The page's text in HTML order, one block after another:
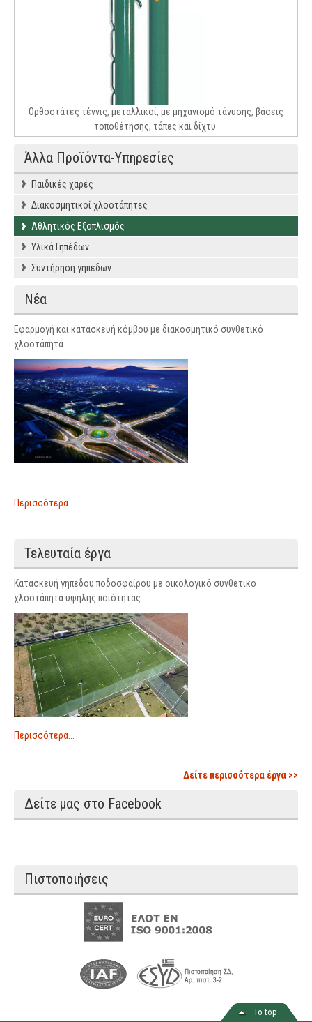
Ορθοστάτες τέννις, μεταλλικοί, με μηχανισμό τάνυσης, βάσεις
τοποθέτησης, τάπες και δίχτυ.
Άλλα Προϊόντα-Υπηρεσίες
Παιδικές χαρές
Διακοσμητικοί χλοοτάπητες
Αθλητικός Εξοπλισμός
Υλικά Γηπέδων
Συντήρηση γηπέδων
Νέα
Εφαρμογή και κατασκευή κόμβου με διακοσμητικό συνθετικό
χλοοτάπητα
Περισσότερα...
Τελευταία έργα
Κατασκευή γηπεδου ποδοσφαίρου με οικολογικό συνθετικο
χλοοτάπητα υψηλης ποιότητας
Περισσότερα...
Δείτε περισσότερα έργα >>
Δείτε μας στο Facebook
Πιστοποιήσεις
Το top